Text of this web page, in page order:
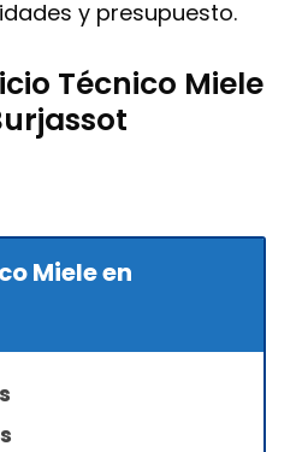
y presupuesto.
Técnico Miele
Miele en